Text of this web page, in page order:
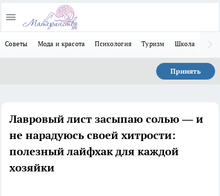
Советы Мода и красота Психология Туризм Школа
Принять
Лавровый лист засыпаю солью — и
не нарадуюсь своей хитрости:
полезный лайфхак для каждой
хозяйки